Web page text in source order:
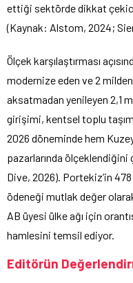
ettiği sektörde dikkat
(Kaynak: Alstom, 2024;
Ölçek karşılaştırması
modernize eden ve 2
aksatmadan yenileyen 2,1
girişimi, kentsel toplu
2026 döneminde hem
pazarlarında
Dive, 2026). Portekiz’in
ödeneği mutlak değer
AB üyesi ülke ağı için
hamlesini temsil ediyor.
Editörün